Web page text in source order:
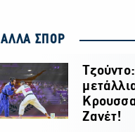
ΑΛΛΑ ΣΠΟΡ
Ζανέτ!